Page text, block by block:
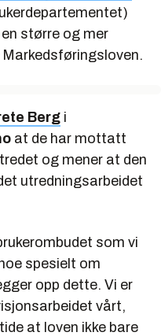
større og mer
Berg i
at de har mottatt
og mener at den
utredningsarbeidet
som vi
spesielt om
opp dette. Vi er
vårt,
at loven ikke bare